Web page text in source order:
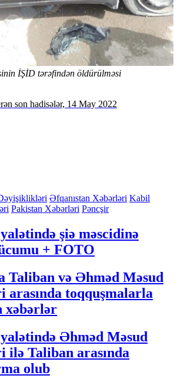
İŞİD tərəfindən öldürülməsi
son hadisələr, 14 May 2022
Əfqanıstan Xəbərləri Kabil
Pakistan Xəbərləri Pəncşir
şiə məscidinə
+ FOTO
Taliban və Əhməd Məsud
arasında toqquşmalarla
xəbərlər
Əhməd Məsud
ilə Taliban arasında
olub